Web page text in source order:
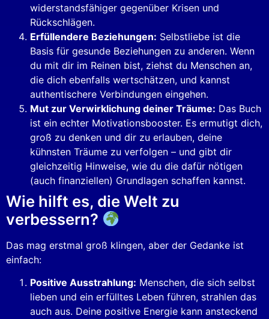
widerstandsfähiger gegenüber Krisen und
Rückschlägen.
Erfüllendere Beziehungen: Selbstliebe ist die
Basis für gesunde Beziehungen zu anderen. Wenn
du mit dir im Reinen bist, ziehst du Menschen an,
die dich ebenfalls wertschätzen, und kannst
authentischere Verbindungen eingehen.
Mut zur Verwirklichung deiner Träume: Das Buch
ist ein echter Motivationsbooster. Es ermutigt dich,
groß zu denken und dir zu erlauben, deine
kühnsten Träume zu verfolgen – und gibt dir
gleichzeitig Hinweise, wie du die dafür nötigen
(auch finanziellen) Grundlagen schaffen kannst.
Wie hilft es, die Welt zu
verbessern?
Das mag erstmal groß klingen, aber der Gedanke ist
einfach:
Positive Ausstrahlung: Menschen, die sich selbst
lieben und ein erfülltes Leben führen, strahlen das
auch aus. Deine positive Energie kann ansteckend